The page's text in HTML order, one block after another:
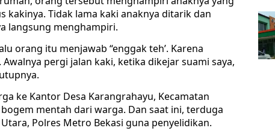
kakinya. Tidak lama kaki anaknya ditarik dan
langsung menghampiri.
orang itu menjawab “enggak teh’. Karena
pergi jalan kaki, ketika dikejar suami saya,
ke Kantor Desa Karangrahayu, Kecamatan
mentah dari warga. Dan saat ini, terduga
Polres Metro Bekasi guna penyelidikan.